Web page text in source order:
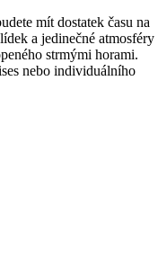
mít dostatek času na
a jedinečné atmosféry
strmými horami.
nebo individuálního